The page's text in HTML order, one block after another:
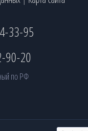
33-95
90-20
по РФ